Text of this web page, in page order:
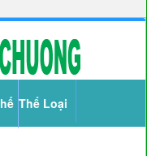
Thể Loại